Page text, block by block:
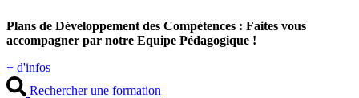
au
contenu
Plans de Développement des Compétences : Faites vous
accompagner par notre Equipe Pédagogique !
+ d'infos
Rechercher une formation